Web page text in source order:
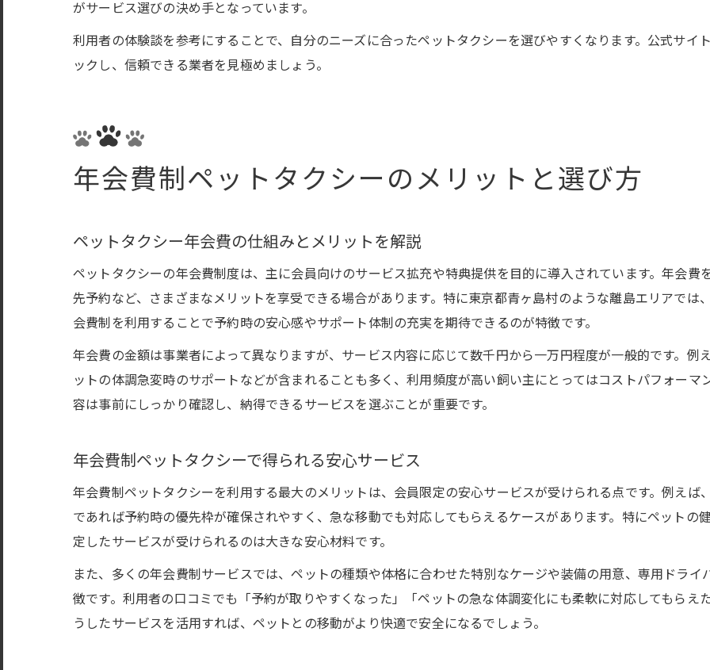
がサービス選びの決め手となっています。
利用者の体験談を参考にすることで、自分のニーズに合ったペットタクシーを選びやすくなります。公式サイ
ックし、信頼できる業者を見極めましょう。
年会費制ペットタクシーのメリットと選び方
ペットタクシー年会費の仕組みとメリットを解説
ペットタクシーの年会費制度は、主に会員向けのサービス拡充や特典提供を目的に導入されています。年会費
先予約など、さまざまなメリットを享受できる場合があります。特に東京都青ヶ島村のような離島エリアでは
会費制を利用することで予約時の安心感やサポート体制の充実を期待できるのが特徴です。
年会費の金額は事業者によって異なりますが、サービス内容に応じて数千円から一万円程度が一般的です。例
ットの体調急変時のサポートなどが含まれることも多く、利用頻度が高い飼い主にとってはコストパフォー
容は事前にしっかり確認し、納得できるサービスを選ぶことが重要です。
年会費制ペットタクシーで得られる安心サービス
年会費制ペットタクシーを利用する最大のメリットは、会員限定の安心サービスが受けられる点です。例え
であれば予約時の優先枠が確保されやすく、急な移動でも対応してもらえるケースがあります。特にペットの
定したサービスが受けられるのは大きな安心材料です。
また、多くの年会費制サービスでは、ペットの種類や体格に合わせた特別なケージや装備の用意、専用ドラ
徴です。利用者の口コミでも「予約が取りやすくなった」「ペットの急な体調変化にも柔軟に対応してもらえ
うしたサービスを活用すれば、ペットとの移動がより快適で安全になるでしょう。